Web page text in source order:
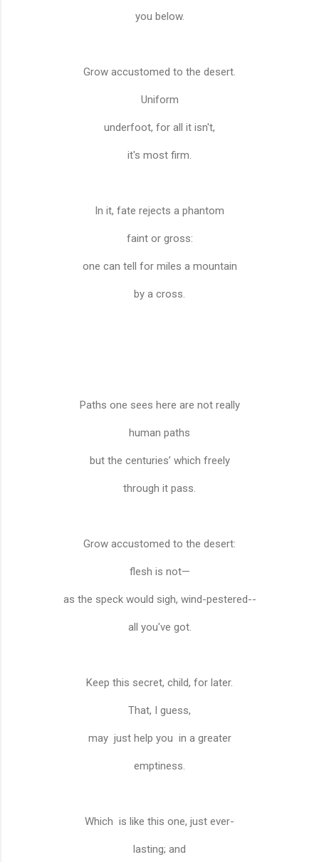
you below.
Grow accustomed to the desert.
Uniform
underfoot, for all it isn't,
it's most firm.
In it, fate rejects a phantom
faint or gross:
one can tell for miles a mountain
by a cross.
Paths one sees here are not really
human paths
but the centuries’ which freely
through it pass.
Grow accustomed to the desert:
flesh is not—
as the speck would sigh, wind-pestered--
all you've got.
Keep this secret, child, for later.
That, I guess,
may just help you in a greater
emptiness.
Which is like this one, just ever-
lasting; and